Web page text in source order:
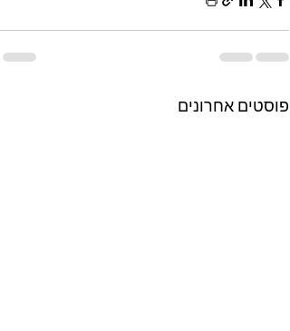
פוסטים אחרונים